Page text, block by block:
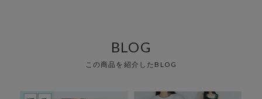
BLOG
この商品を紹介したBLOG